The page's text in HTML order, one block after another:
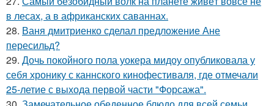
в лесах, а в африканских саваннах.
28. Ваня дмитриенко сделал предложение Ане
пересильд?
29. Дочь покойного пола уокера мидоу опубликовала у
себя хронику с каннского кинофестиваля, где отмечали
25-летие с выхода первой части "Форсажа".